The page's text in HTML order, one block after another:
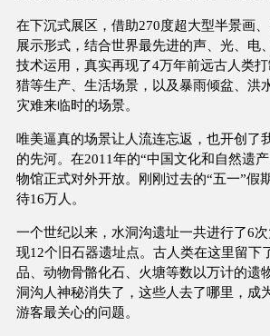
在下沉式展区，借助270度超大型半景画
展示形式，结合世界最先进的声、光、电
技术运用，真实再现了4万年前远古人类
猎等生产、生活场景，以及暴雨倾盆、洪
灾难来临时的场景。
唯美逼真的场景让人流连忘返，也开创了
的先河。在2011年的“中国文化和自然遗
物馆正式对外开放。刚刚过去的“五一”假
待16万人。
一个世纪以来，水洞沟遗址一共进行了6
现12个旧石器遗址点。古人类在这里留下
品、动物骨骼化石、火塘等数以万计的遗
洞沟人神秘消失了，这些人去了哪里，成
游客最关心的问题。